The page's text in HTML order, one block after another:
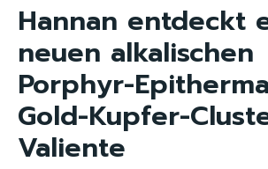
Hannan entdeckt
neuen alkalischen
Porphyr-
Gold-Kupfer-
Valiente